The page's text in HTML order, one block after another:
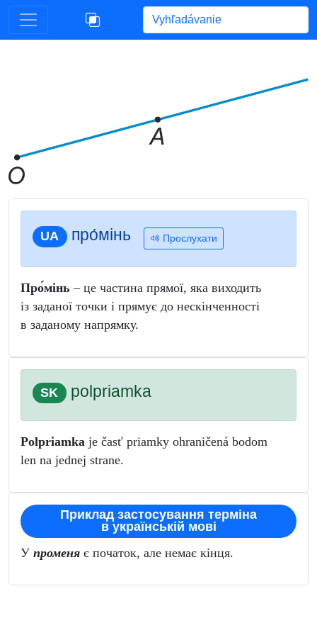
Begin typing for results.
UA про́мінь Прослухати
Про́мінь – це частина прямої, яка виходить
із заданої точки і прямує до нескінченності
в заданому напрямку.
SK polpriamka
Polpriamka je časť priamky ohraničená bodom
len na jednej strane.
Приклад застосування терміна
в українській мові
У променя є початок, але немає кінця.